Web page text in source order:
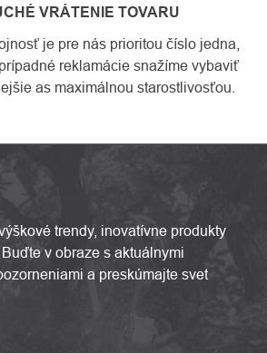
VRÁTENIE TOVARU
je pre nás prioritou číslo jedna,
reklamácie snažíme vybaviť
as maximálnou starostlivosťou.
trendy, inovatívne produkty
v obraze s aktuálnymi
a preskúmajte svet